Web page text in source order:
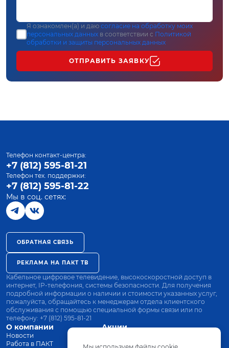
Я ознакомлен(а) и даю согласие на обработку моих
персональных данных в соответствии с Политикой
обработки и защиты персональных данных
ОТПРАВИТЬ ЗАЯВКУ
О компании
Новости
Работа в ПАКТ
Акции
Оплата
Телефон контакт-центра:
+7 (812) 595-81-21
Телефон тех. поддержки:
+7 (812) 595-81-22
Мы в соц. сетях:
ОБРАТНАЯ СВЯЗЬ
РЕКЛАМА НА ПАКТ ТВ
Кабельное цифровое телевидение, высокоскоростной доступ в
интернет, IP-телефония, системы безопасности. Для получения
подробной информации о наличии и стоимости указанных услуг,
пожалуйста, обращайтесь к менеджерам отдела клиентского
обслуживания с помощью специальной формы связи или по
телефону: +7 (812) 595-81-21